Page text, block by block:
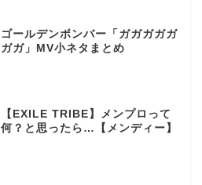
ゴールデンボンバー「ガガガガガ
ガガ」MV小ネタまとめ
【EXILE TRIBE】メンプロって
何？と思ったら…【メンディー】